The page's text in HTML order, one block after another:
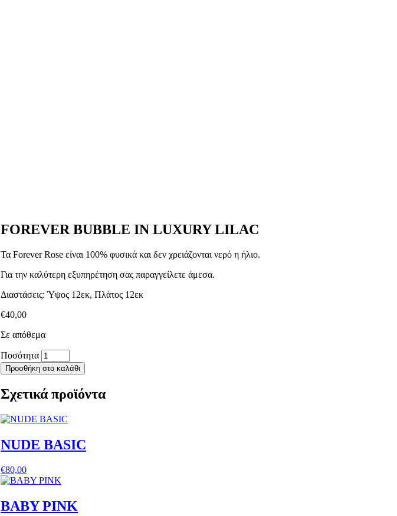
FOREVER BUBBLE IN LUXURY LILAC
Τα Forever Rose είναι 100% φυσικά και δεν χρειάζονται νερό η ήλιο.
Για την καλύτερη εξυπηρέτηση σας παραγγείλετε άμεσα.
Διαστάσεις: Ύψος 12εκ, Πλάτος 12εκ
€40,00
Σε απόθεμα
Ποσότητα FOREVER
BUBBLE
IN
LUXURY
LILAC
Προσθήκη στο καλάθι
Σχετικά προϊόντα
NUDE BASIC
€80,00
BABY PINK